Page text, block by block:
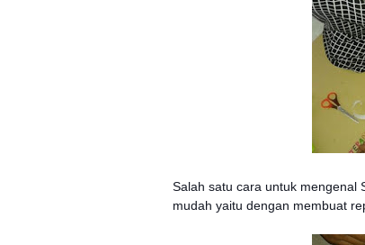
Salah satu cara untuk mengenal
mudah yaitu dengan membuat